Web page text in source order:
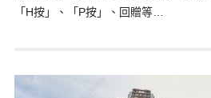
「H按」、「P按」、回贈等…